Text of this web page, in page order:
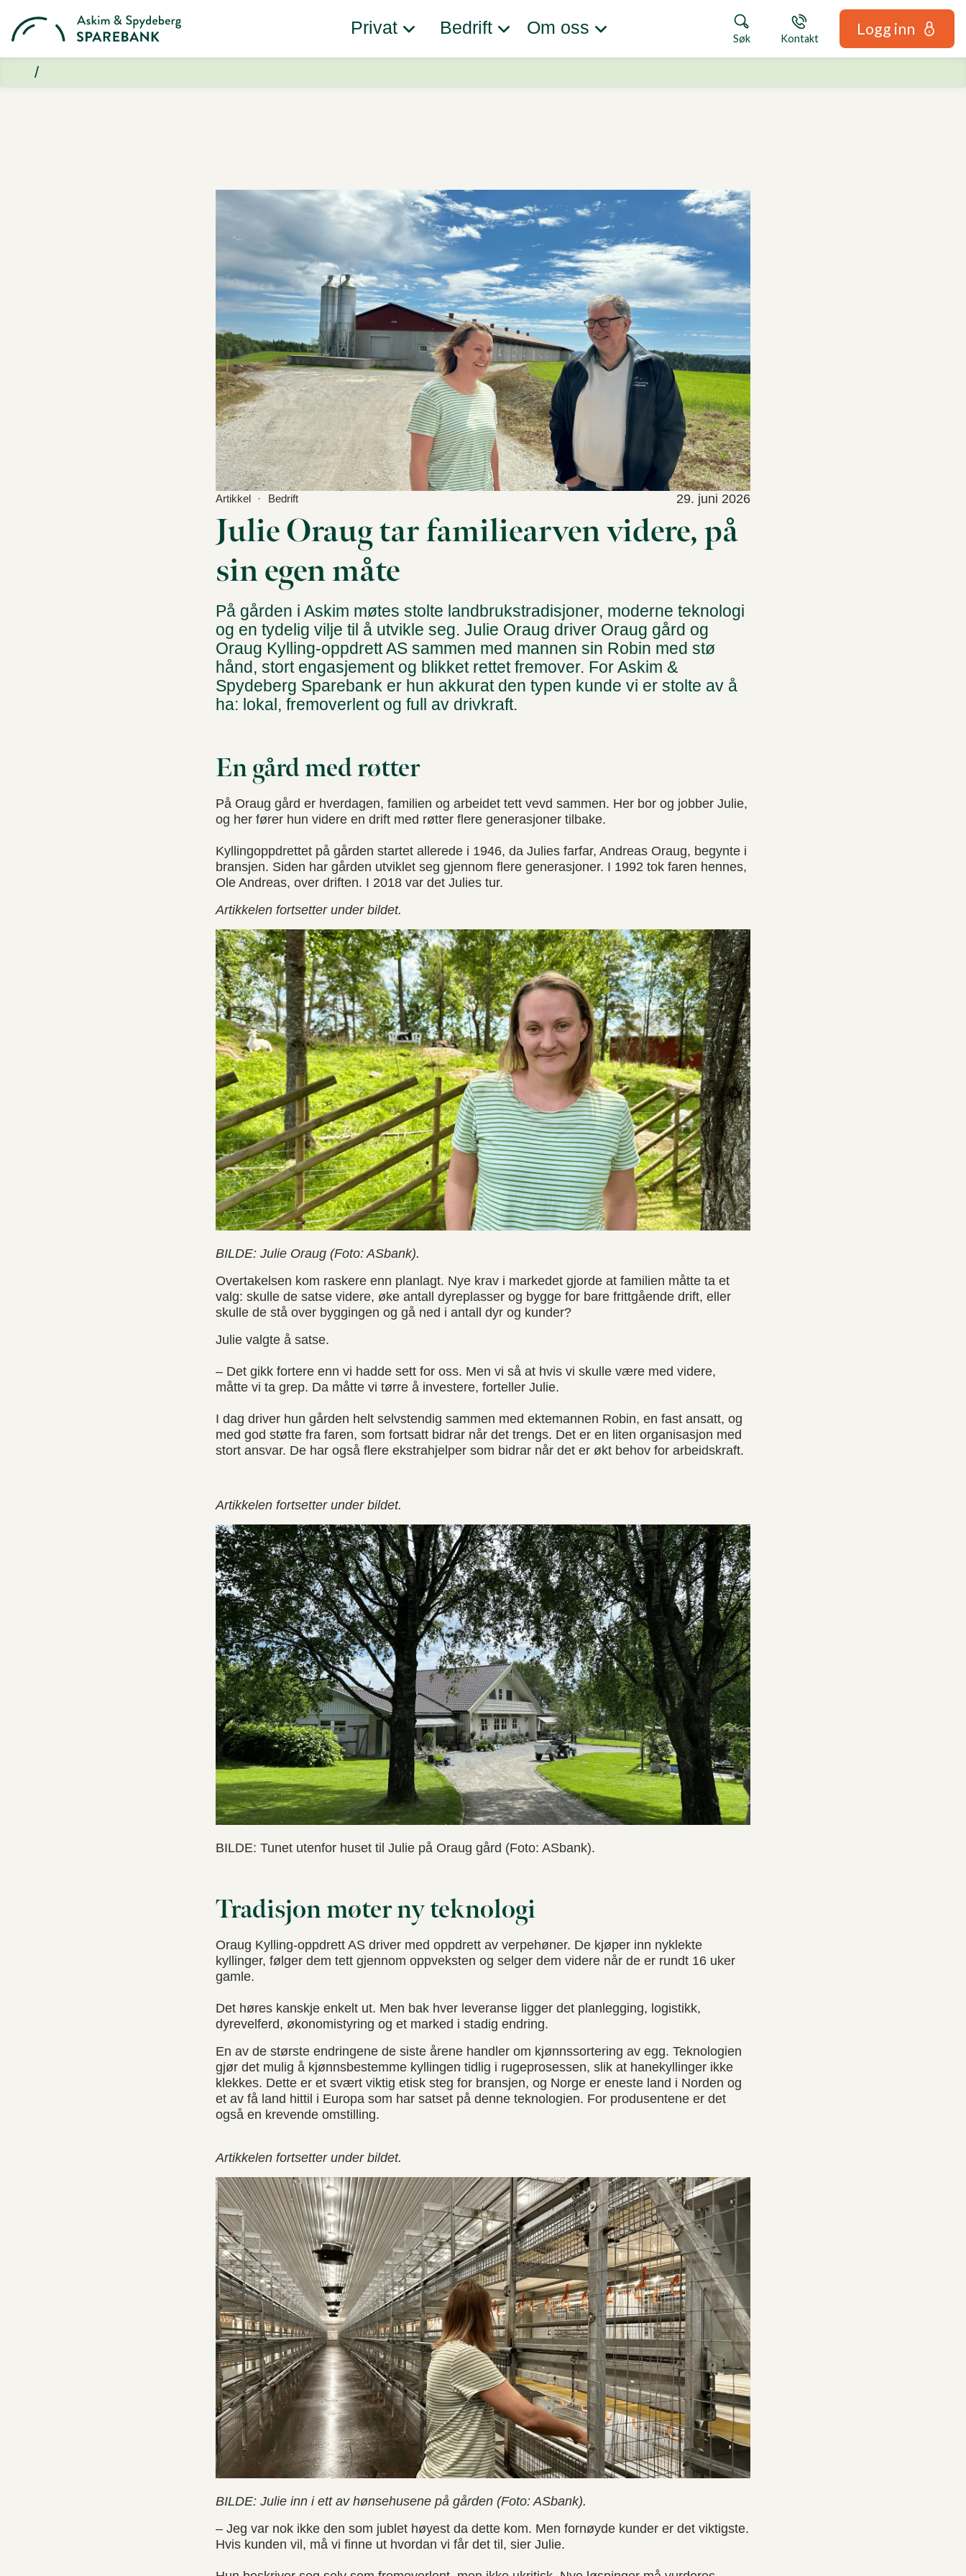
Privat Bedrift Om oss
Søk Kontakt
Logg inn
Artikkel Bedrift
Julie Oraug tar familiearven videre, på
sin egen måte
29. juni 2026
På gården i Askim møtes stolte landbrukstradisjoner, moderne teknologi
og en tydelig vilje til å utvikle seg. Julie Oraug driver Oraug gård og
Oraug Kylling-oppdrett AS sammen med mannen sin Robin med stø
hånd, stort engasjement og blikket rettet fremover. For Askim &
Spydeberg Sparebank er hun akkurat den typen kunde vi er stolte av å
ha: lokal, fremoverlent og full av drivkraft.
En gård med røtter
På Oraug gård er hverdagen, familien og arbeidet tett vevd sammen. Her bor og jobber Julie,
og her fører hun videre en drift med røtter flere generasjoner tilbake.
Kyllingoppdrettet på gården startet allerede i 1946, da Julies farfar, Andreas Oraug, begynte i
bransjen. Siden har gården utviklet seg gjennom flere generasjoner. I 1992 tok faren hennes,
Ole Andreas, over driften. I 2018 var det Julies tur.
Artikkelen fortsetter under bildet.
BILDE: Julie Oraug (Foto: ASbank).
Overtakelsen kom raskere enn planlagt. Nye krav i markedet gjorde at familien måtte ta et
valg: skulle de satse videre, øke antall dyreplasser og bygge for bare frittgående drift, eller
skulle de stå over byggingen og gå ned i antall dyr og kunder?
Julie valgte å satse.
– Det gikk fortere enn vi hadde sett for oss. Men vi så at hvis vi skulle være med videre,
måtte vi ta grep. Da måtte vi tørre å investere, forteller Julie.
I dag driver hun gården helt selvstendig sammen med ektemannen Robin, en fast ansatt, og
med god støtte fra faren, som fortsatt bidrar når det trengs. Det er en liten organisasjon med
stort ansvar. De har også flere ekstrahjelper som bidrar når det er økt behov for arbeidskraft.
Artikkelen fortsetter under bildet.
BILDE: Tunet utenfor huset til Julie på Oraug gård (Foto: ASbank).
Tradisjon møter ny teknologi
Oraug Kylling-oppdrett AS driver med oppdrett av verpehøner. De kjøper inn nyklekte
kyllinger, følger dem tett gjennom oppveksten og selger dem videre når de er rundt 16 uker
gamle.
Det høres kanskje enkelt ut. Men bak hver leveranse ligger det planlegging, logistikk,
dyrevelferd, økonomistyring og et marked i stadig endring.
En av de største endringene de siste årene handler om kjønnssortering av egg. Teknologien
gjør det mulig å kjønnsbestemme kyllingen tidlig i rugeprosessen, slik at hanekyllinger ikke
klekkes. Dette er et svært viktig etisk steg for bransjen, og Norge er eneste land i Norden og
et av få land hittil i Europa som har satset på denne teknologien. For produsentene er det
også en krevende omstilling.
Artikkelen fortsetter under bildet.
BILDE: Julie inn i ett av hønsehusene på gården (Foto: ASbank).
– Jeg var nok ikke den som jublet høyest da dette kom. Men fornøyde kunder er det viktigste.
Hvis kunden vil, må vi finne ut hvordan vi får det til, sier Julie.